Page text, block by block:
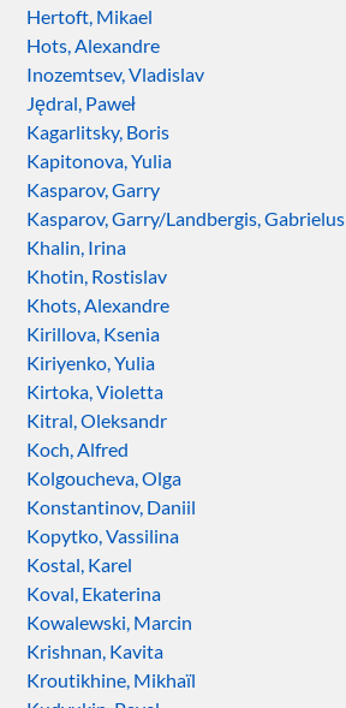
Hertoft, Mikael
Hots, Alexandre
Inozemtsev, Vladislav
Jędral, Paweł
Kagarlitsky, Boris
Kapitonova, Yulia
Kasparov, Garry
Kasparov, Garry/Landbergis, Gabrielus
Khalin, Irina
Khotin, Rostislav
Khots, Alexandre
Kirillova, Ksenia
Kiriyenko, Yulia
Kirtoka, Violetta
Kitral, Oleksandr
Koch, Alfred
Kolgoucheva, Olga
Konstantinov, Daniil
Kopytko, Vassilina
Kostal, Karel
Koval, Ekaterina
Kowalewski, Marcin
Krishnan, Kavita
Kroutikhine, Mikhaïl